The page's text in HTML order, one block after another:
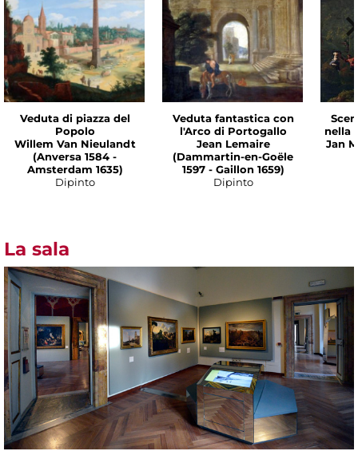
Veduta di piazza del
Popolo
Willem Van Nieulandt
(Anversa 1584 -
Amsterdam 1635)
Dipinto
Veduta fantastica con
l'Arco di Portogallo
Jean Lemaire
(Dammartin-en-Goële
1597 - Gaillon 1659)
Dipinto
nella
Jan
La sala